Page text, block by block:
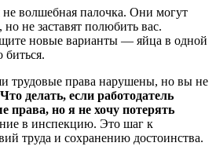
волшебная палочка. Они могут
не заставят полюбить вас.
новые варианты — яйца в одной
биться.
трудовые права нарушены, но вы не
Что делать, если работодатель
права, но я не хочу потерять
в инспекцию. Это шаг к
труда и сохранению достоинства.